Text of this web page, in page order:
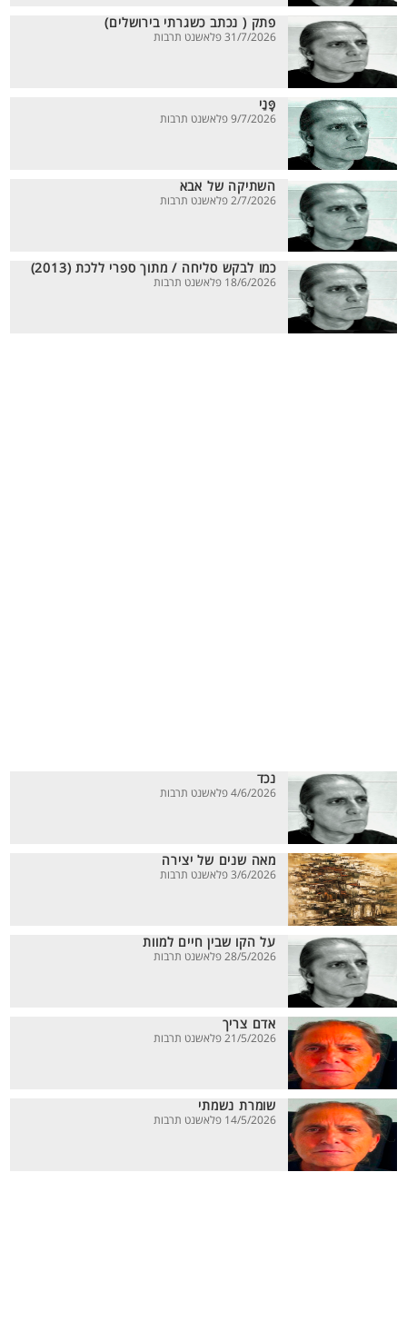
פתק ( נכתב כשגרתי בירושלים)
31/7/2026 פלאשנט תרבות
פָּנַי
9/7/2026 פלאשנט תרבות
השתיקה של אבא
2/7/2026 פלאשנט תרבות
כמו לבקש סליחה / מתוך ספרי ללכת (2013)
18/6/2026 פלאשנט תרבות
נכד
4/6/2026 פלאשנט תרבות
מאה שנים של יצירה
3/6/2026 פלאשנט תרבות
על הקו שבין חיים למוות
28/5/2026 פלאשנט תרבות
אדם צריך
21/5/2026 פלאשנט תרבות
שומרת נשמתי
14/5/2026 פלאשנט תרבות